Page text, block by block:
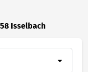
Isselbach